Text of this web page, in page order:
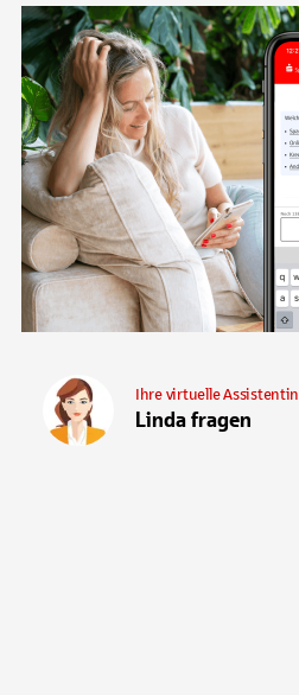
Linda fragen
Ihre virtuelle Assistentin